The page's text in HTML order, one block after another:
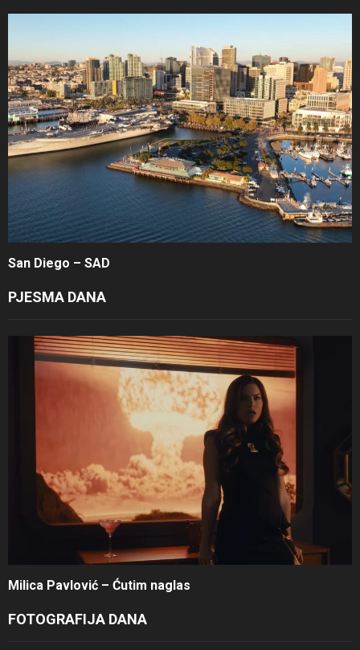
San Diego – SAD
PJESMA DANA
Milica Pavlović – Ćutim naglas
FOTOGRAFIJA DANA